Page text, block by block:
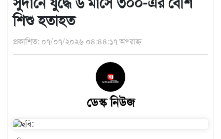
জাতীয়
দেশজুড়ে
খেলাধুলা
শিশু হতাহত
প্রকাশিত: ০৭/০৭/২০২৬ ০৪:৪৪:১৭ অপরাহ্ন
ডেস্ক নিউজ